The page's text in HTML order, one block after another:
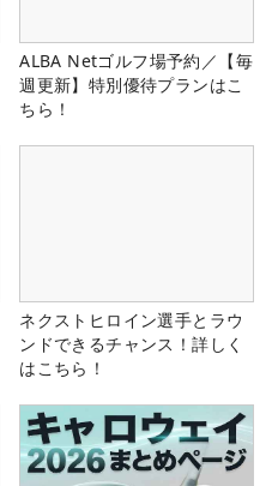
ALBA Netゴルフ場予約／【毎
週更新】特別優待プランはこ
ちら！
ネクストヒロイン選手とラウ
ンドできるチャンス！詳しく
はこちら！